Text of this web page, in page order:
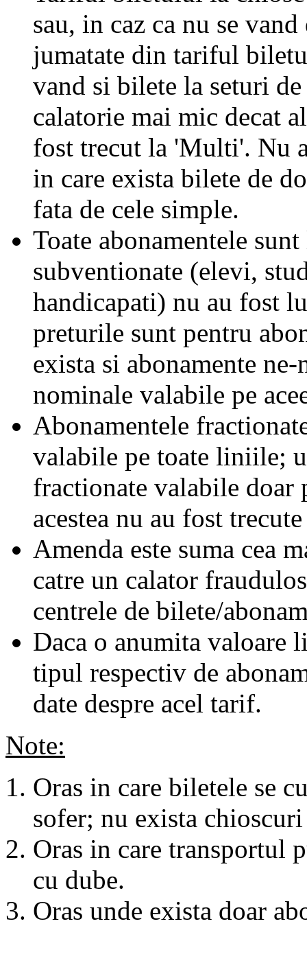
sau, in caz ca nu se
jumatate din tariful
vand si bilete la seturi
calatorie mai mic decat
fost trecut la 'Multi'. Nu
in care exista bilete de
fata de cele simple.
Toate abonamentele
subventionate (elevi,
handicapati) nu au fost
preturile sunt pentru
exista si abonamente
nominale valabile pe
Abonamentele
valabile pe toate liniile;
fractionate valabile doar
acestea nu au fost
Amenda este suma cea
catre un calator
centrele de bilete/
Daca o anumita valoare
tipul respectiv de
date despre acel tarif.
Note:
Oras in care biletele se
sofer; nu exista
Oras in care transportul
cu dube.
Oras unde exista doar